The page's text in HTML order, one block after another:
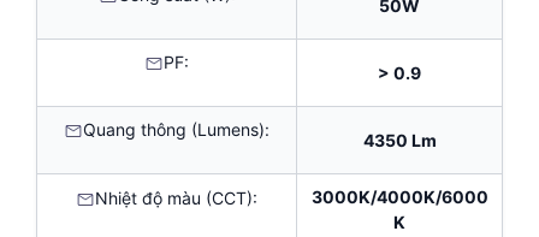
50W
PF:
> 0.9
Quang thông (Lumens):
4350 Lm
Nhiệt độ màu (CCT):
3000K/4000K/6000
K